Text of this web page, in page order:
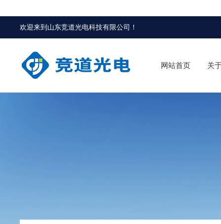
欢迎来到 山东竞道光电科技有限公司 ！
网站首页 关